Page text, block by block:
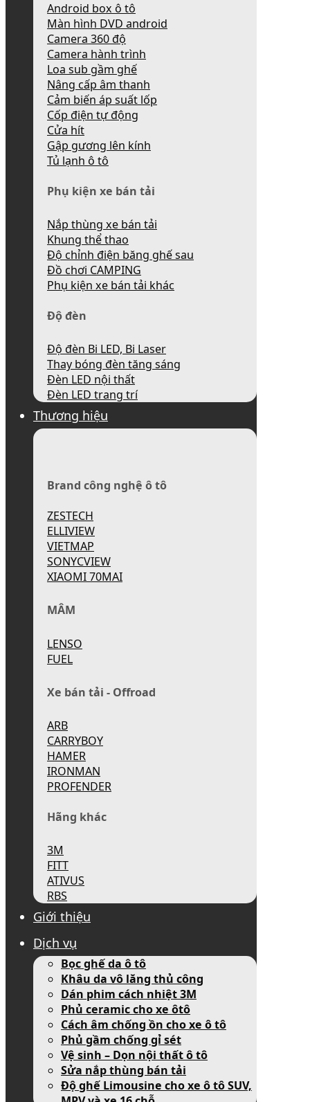
Android box ô tô
Màn hình DVD android
Camera 360 độ
Camera hành trình
Loa sub gầm ghế
Nâng cấp âm thanh
Cảm biến áp suất lốp
Cốp điện tự động
Cửa hít
Gập gương lên kính
Tủ lạnh ô tô
Phụ kiện xe bán tải
Nắp thùng xe bán tải
Khung thể thao
Độ chỉnh điện băng ghế sau
Đồ chơi CAMPING
Phụ kiện xe bán tải khác
Độ đèn
Độ đèn Bi LED, Bi Laser
Thay bóng đèn tăng sáng
Đèn LED nội thất
Đèn LED trang trí
Thương hiệu
Brand công nghệ ô tô
ZESTECH
ELLIVIEW
VIETMAP
SONYCVIEW
XIAOMI 70MAI
MÂM
LENSO
FUEL
Xe bán tải - Offroad
ARB
CARRYBOY
HAMER
IRONMAN
PROFENDER
Hãng khác
3M
FITT
ATIVUS
RBS
Giới thiệu
Dịch vụ
Bọc ghế da ô tô
Khâu da vô lăng thủ công
Dán phim cách nhiệt 3M
Phủ ceramic cho xe ôtô
Cách âm chống ồn cho xe ô tô
Phủ gầm chống gỉ sét
Vệ sinh – Dọn nội thất ô tô
Sửa nắp thùng bán tải
Độ ghế Limousine cho xe ô tô SUV,